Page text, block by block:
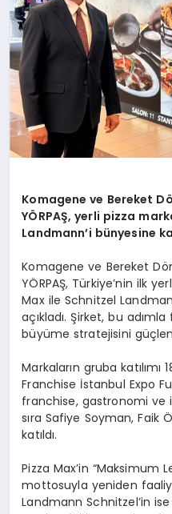
Komagene ve Bereket Dö
YÖRPAŞ, yerli pizza
Landmann’i bünyesine
Komagene ve Bereket
YÖRPAŞ, Türkiye’nin ilk
Max ile Schnitzel
açıkladı. Şirket, bu
büyüme stratejisini
Markaların gruba katılımı
Franchise İstanbul Expo
franchise, gastronomi ve
sıra Safiye Soyman, Faik
katıldı.
Pizza Max’in “Maksimum
mottosuyla yeniden
Landmann Schnitzel’in